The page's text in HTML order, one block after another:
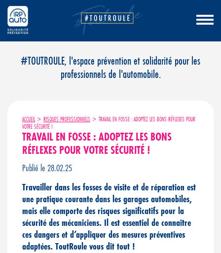
#TOUTROULE, l'espace prévention et solidarité pour les
professionnels de l'automobile.
ACCUEIL > RISQUES PROFESSIONNELS > TRAVAIL EN FOSSE : ADOPTEZ LES BONS RÉFLEXES POUR
VOTRE SÉCURITÉ !
TRAVAIL EN FOSSE : ADOPTEZ LES BONS
RÉFLEXES POUR VOTRE SÉCURITÉ !
Publié le 28.02.25
Travailler dans les fosses de visite et de réparation est
une pratique courante dans les garages automobiles,
mais elle comporte des risques significatifs pour la
sécurité des mécaniciens. Il est essentiel de connaître
ces dangers et d’appliquer des mesures préventives
adaptées. ToutRoule vous dit tout !